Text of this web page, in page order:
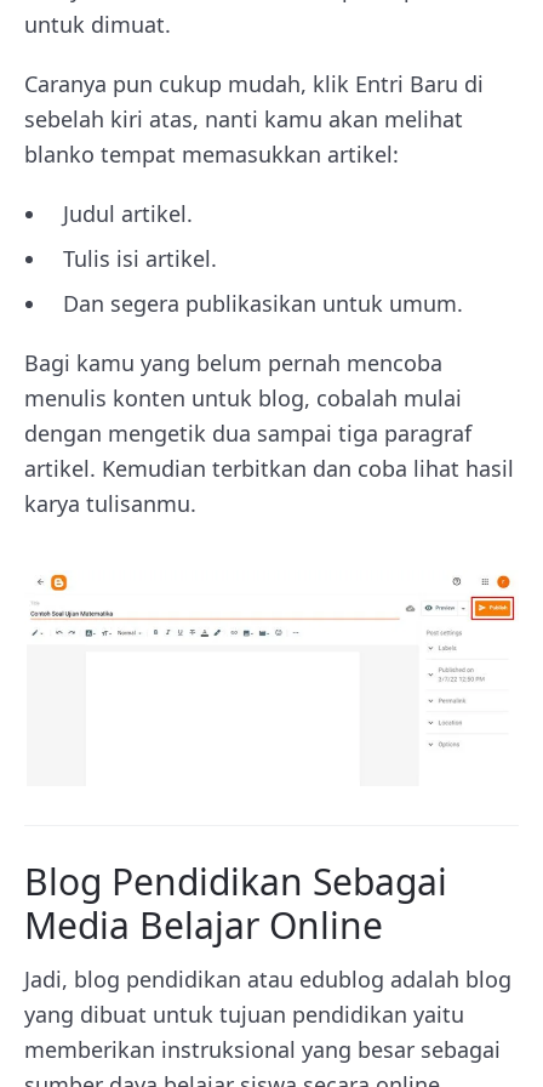
untuk dimuat.
Caranya pun cukup mudah, klik Entri Baru di
sebelah kiri atas, nanti kamu akan melihat
blanko tempat memasukkan artikel:
Judul artikel.
Tulis isi artikel.
Dan segera publikasikan untuk umum.
Bagi kamu yang belum pernah mencoba
menulis konten untuk blog, cobalah mulai
dengan mengetik dua sampai tiga paragraf
artikel. Kemudian terbitkan dan coba lihat hasil
karya tulisanmu.
Blog Pendidikan Sebagai
Media Belajar Online
Jadi, blog pendidikan atau edublog adalah blog
yang dibuat untuk tujuan pendidikan yaitu
memberikan instruksional yang besar sebagai